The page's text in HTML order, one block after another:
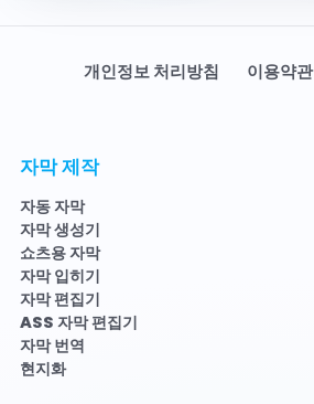
개인정보 처리방침 이용약관
자막 제작
자동 자막
자막 생성기
쇼츠용 자막
자막 입히기
자막 편집기
ASS 자막 편집기
자막 번역
현지화